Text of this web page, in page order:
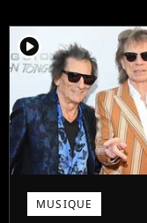
player2
MUSIQUE